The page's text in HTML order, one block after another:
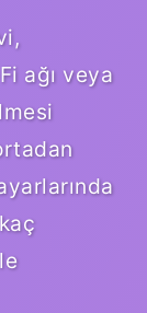
ağı veya